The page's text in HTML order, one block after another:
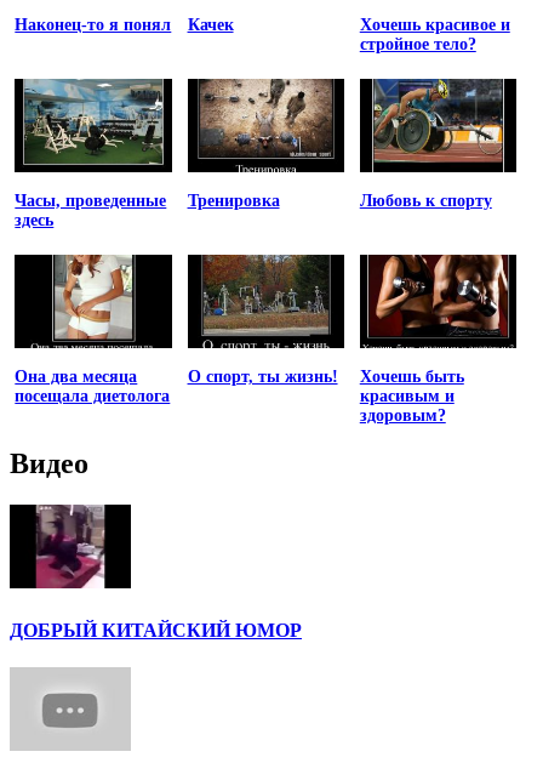
Наконец-то я понял Качек
Хочешь красивое и
стройное тело?
Часы, проведенные
здесь
Тренировка Любовь к спорту
Она два месяца
посещала диетолога
О спорт, ты жизнь!
Хочешь быть
красивым и
здоровым?
Видео
ДОБРЫЙ КИТАЙСКИЙ ЮМОР